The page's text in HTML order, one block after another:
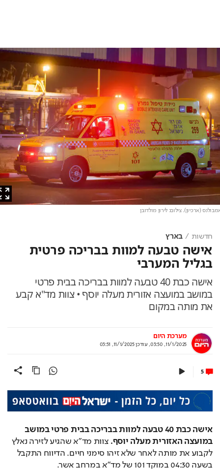
(ארכיון). צילום: לירון מולדובן
חדשות בארץ
אישה טבעה למוות בבריכה פרטית
בגליל המערבי
אישה כבת 40 טבעה למוות בבריכה בבית פרטי
במושב במועצה אזורית מעלה יוסף • צוות מד"א קבע
את מותה במקום
מערכת היום
11/1/2025, 03:50
,עודכן11/1/2025, 03:51
5
אישה כבת 40 טבעה למוות בבריכה בבית פרטי במושב
במועצה האזורית מעלה יוסף.
צוות מד"א שהגיע לזירה נאלץ
לקבוע את מותה לאחר שלא זיהו סימני חיים. הדיווח התקבל
בשעה 04:30 במוקד 101 של מד"א במרחב אשר.